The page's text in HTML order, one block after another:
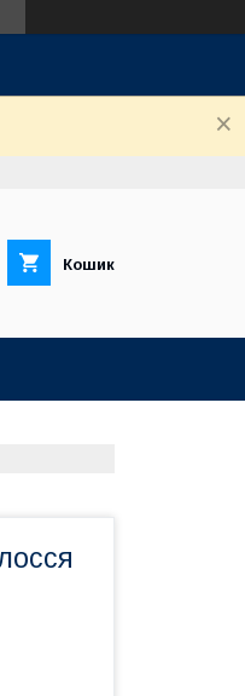
Кошик